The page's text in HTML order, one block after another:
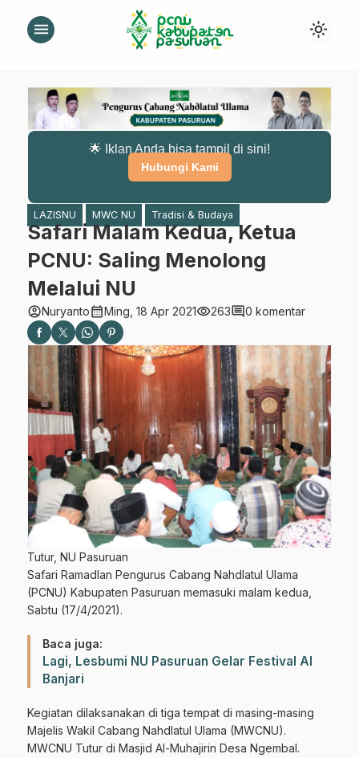
menu light_mode
🌟 Iklan Anda bisa tampil di sini!
Hubungi Kami
LAZISNU MWC NU Tradisi & Budaya
Safari Malam Kedua, Ketua
PCNU: Saling Menolong
Melalui NU
account_circleNuryantocalendar_monthMing, 18 Apr 2021visibility263comment0 komentar
Tutur, NU Pasuruan
Safari Ramadlan Pengurus Cabang Nahdlatul Ulama
(PCNU) Kabupaten Pasuruan memasuki malam kedua,
Sabtu (17/4/2021).
Baca juga:
Lagi, Lesbumi NU Pasuruan Gelar Festival Al
Banjari
Kegiatan dilaksanakan di tiga tempat di masing-masing
Majelis Wakil Cabang Nahdlatul Ulama (MWCNU).
MWCNU Tutur di Masjid Al-Muhajirin Desa Ngembal.